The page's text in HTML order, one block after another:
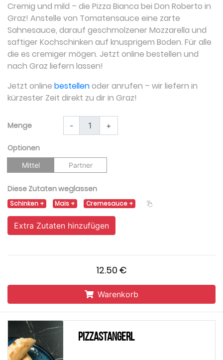
Cremig und mild – die Pizza Bianca bei Don Roberto in
Graz! Anstelle von Tomatensauce eine zarte
Sahnesauce, darauf geschmolzener Mozzarella und
saftiger Kochschinken auf knusprigem Boden. Für alle
die es cremiger mögen. Jetzt online bestellen und
nach Graz liefern lassen!
Jetzt online bestellenoder anrufen – wir liefern in
kürzester Zeit direkt zu dir in Graz!
Menge - +
Optionen
Mittel Partner
Diese Zutaten weglassen
Schinken Mais Cremesauce
Extra Zutaten hinzufügen
12.50 €
Warenkorb
Pizzastangerl